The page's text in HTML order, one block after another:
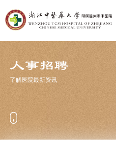
人事招聘
了解医院最新资讯